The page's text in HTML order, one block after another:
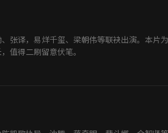
张译，易烊千玺、梁朝伟等联袂出演。本片
值得二刷留意伏笔。